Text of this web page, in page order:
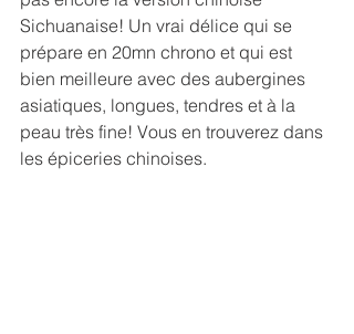
Sichuanaise! Un vrai délice qui se
prépare en 20mn chrono et qui est
bien meilleure avec des aubergines
asiatiques, longues, tendres et à la
peau très fine! Vous en trouverez dans
les épiceries chinoises.